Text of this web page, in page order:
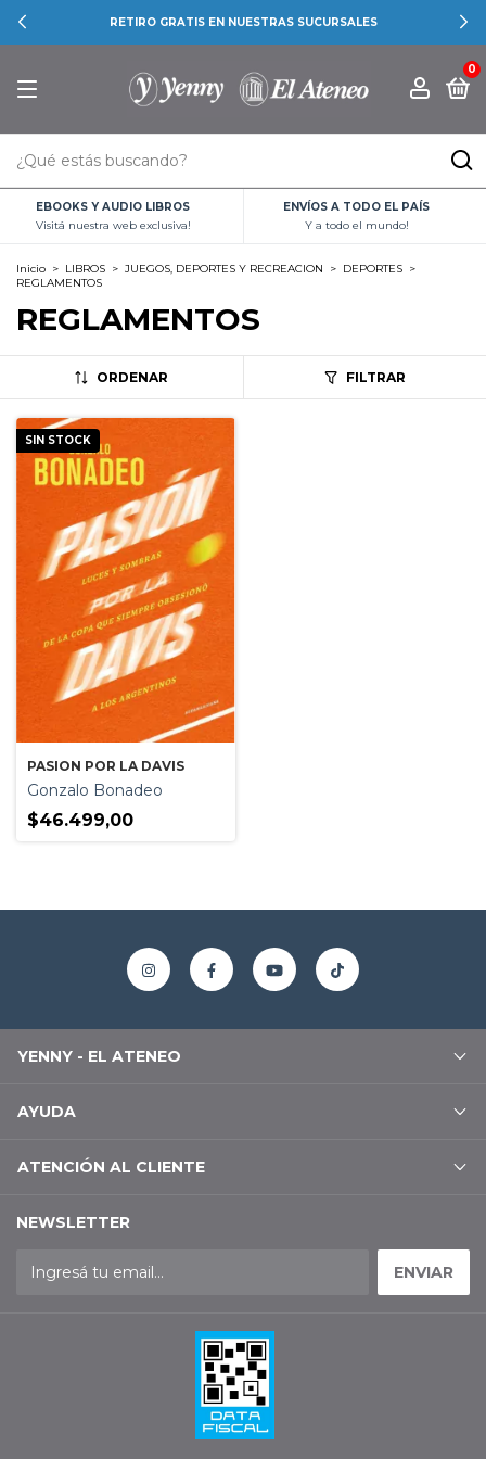
RETIRO GRATIS EN NUESTRAS SUCURSALES
0
EBOOKS Y AUDIO LIBROS
Visitá nuestra web exclusiva!
ENVÍOS A TODO EL PAÍS
Y a todo el mundo!
Inicio > LIBROS > JUEGOS, DEPORTES Y RECREACION > DEPORTES >
REGLAMENTOS
REGLAMENTOS
ORDENAR FILTRAR
SIN STOCK
PASION POR LA DAVIS
Gonzalo Bonadeo
$46.499,00
YENNY - EL ATENEO
AYUDA
ATENCIÓN AL CLIENTE
NEWSLETTER